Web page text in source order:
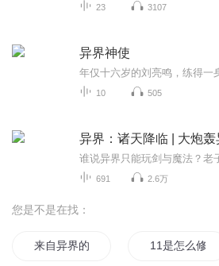
23 3107
异界神使
10 505
异界：诸天降临 | 大炮
691 2.6万
您是不是在找：
来自异界的11 11是怎么修真